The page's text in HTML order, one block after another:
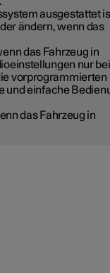
ausgestattet
ändern, wenn das
das Fahrzeug in
nur bei
vorprogrammierten
und einfache
das Fahrzeug in